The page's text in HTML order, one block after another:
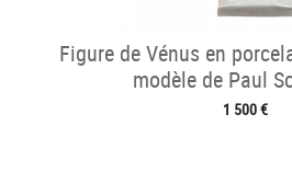
Figure de Vénus en
modèle de Paul
1 500 €